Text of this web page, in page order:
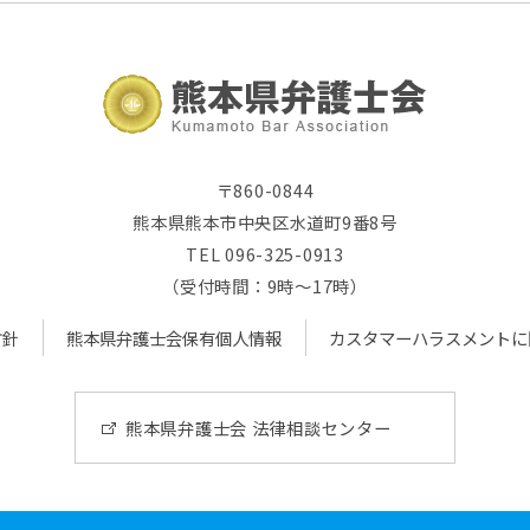
〒860-0844
熊本県熊本市中央区水道町9番8号
TEL 096-325-0913
（受付時間：9時～17時）
熊本県弁護士会保有個人情報 カスタマーハラスメント
熊本県弁護士会 法律相談センター